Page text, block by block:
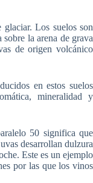
Los suelos son
la arena de grava
de origen volcánico
en estos suelos
mineralidad y
50 significa que
desarrollan dulzura
Este es un ejemplo
por las que los vinos